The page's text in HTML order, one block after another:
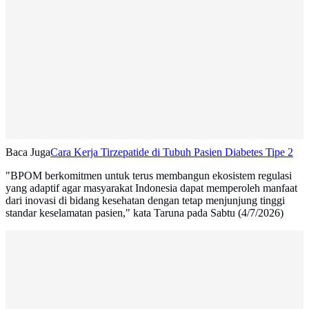
Baca JugaCara Kerja Tirzepatide di Tubuh Pasien Diabetes Tipe 2
"BPOM berkomitmen untuk terus membangun ekosistem regulasi
yang adaptif agar masyarakat Indonesia dapat memperoleh manfaat
dari inovasi di bidang kesehatan dengan tetap menjunjung tinggi
standar keselamatan pasien," kata Taruna pada Sabtu (4/7/2026)